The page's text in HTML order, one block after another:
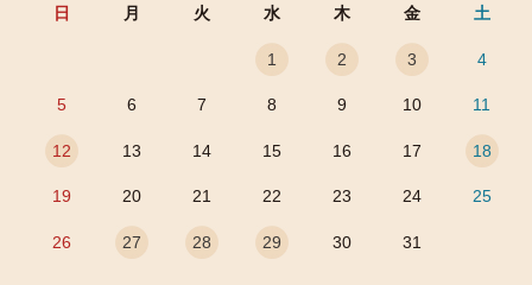
日 月 火 水 木 金 土
1 2 3 4
5 6 7 8 9 10 11
12 13 14 15 16 17 18
19 20 21 22 23 24 25
26 27 28 29 30 31